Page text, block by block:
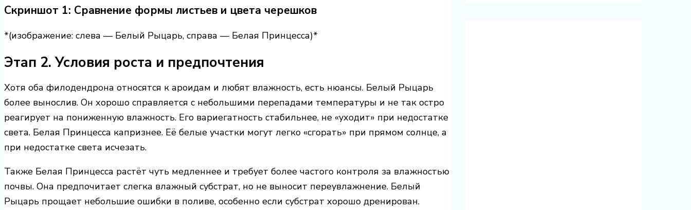
Скриншот 1: Сравнение формы листьев и цвета черешков
*(изображение: слева — Белый Рыцарь, справа — Белая Принцесса)*
Этап 2. Условия роста и предпочтения
Хотя оба филодендрона относятся к ароидам и любят влажность, есть нюансы. Белый Рыцарь
более вынослив. Он хорошо справляется с небольшими перепадами температуры и не так остро
реагирует на пониженную влажность. Его вариегатность стабильнее, не «уходит» при недостатке
света. Белая Принцесса капризнее. Её белые участки могут легко «сгорать» при прямом солнце, а
при недостатке света исчезать.
Также Белая Принцесса растёт чуть медленнее и требует более частого контроля за влажностью
почвы. Она предпочитает слегка влажный субстрат, но не выносит переувлажнение. Белый
Рыцарь прощает небольшие ошибки в поливе, особенно если субстрат хорошо дренирован.